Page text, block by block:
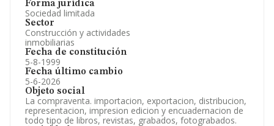
Forma jurídica
Sociedad limitada
Sector
Construcción y actividades
inmobiliarias
Fecha de constitución
5-8-1999
Fecha último cambio
5-6-2026
Objeto social
La compraventa. importacion, exportacion, distribucion,
representacion, impresion edicion y encuadernacion de
todo tipo de libros, revistas, grabados, fotograbados.